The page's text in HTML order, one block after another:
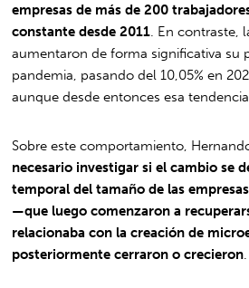
empresas de más de 200
constante desde 2011 . En contraste,
aumentaron de forma significativa su
pandemia, pasando del 10,05% en
aunque desde entonces esa
Sobre este comportamiento,
necesario investigar si el cambio se
temporal del tamaño de las
—que luego comenzaron a
relacionaba con la creación de
posteriormente cerraron o crecieron